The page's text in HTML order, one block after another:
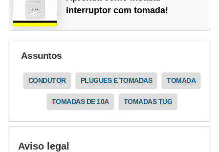
interruptor com tomada!
Assuntos
CONDUTOR PLUGUES E TOMADAS TOMADA
TOMADAS DE 10A TOMADAS TUG
Aviso legal